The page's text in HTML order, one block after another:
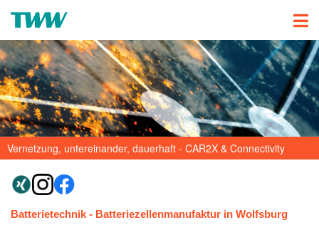
Vernetzung, untereinander, dauerhaft - CAR2X & Connectivity
Batterietechnik - Batteriezellenmanufaktur in Wolfsburg